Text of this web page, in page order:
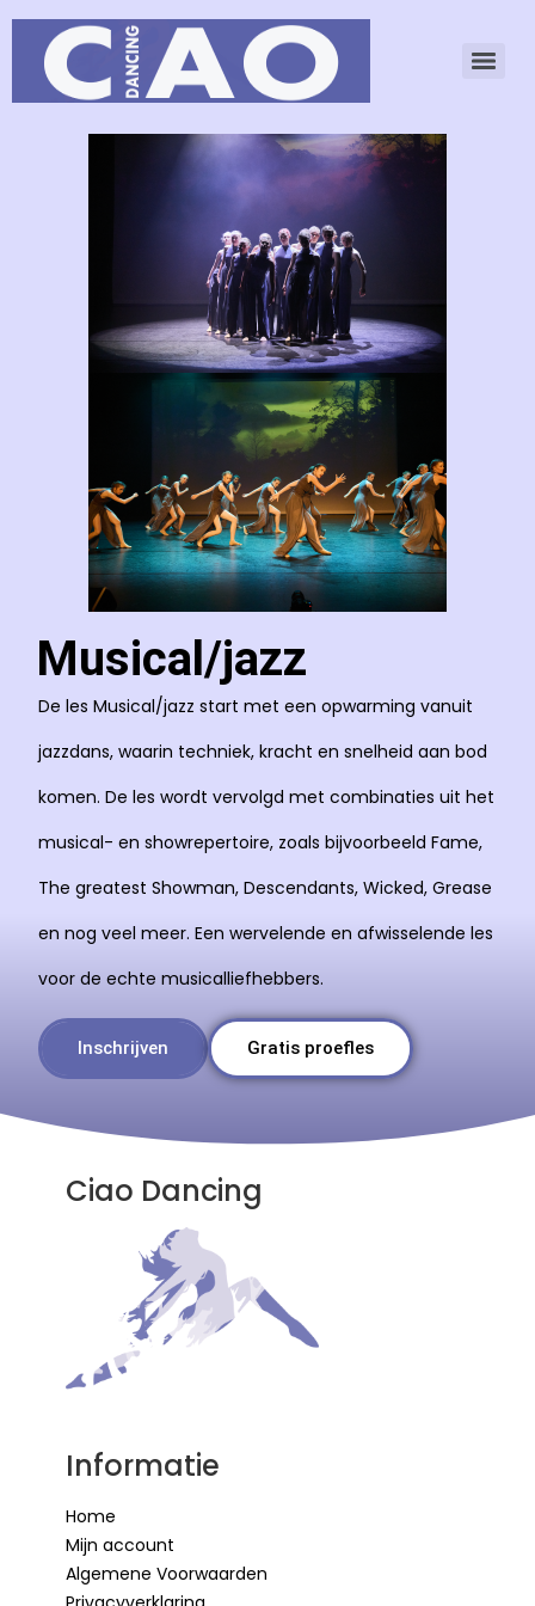
Musical/jazz
De les Musical/jazz start met een opwarming vanuit
jazzdans, waarin techniek, kracht en snelheid aan bod
komen. De les wordt vervolgd met combinaties uit het
musical- en showrepertoire, zoals bijvoorbeeld Fame,
The greatest Showman, Descendants, Wicked, Grease
en nog veel meer. Een wervelende en afwisselende les
voor de echte musicalliefhebbers.
Inschrijven Gratis proefles
Ciao Dancing
Informatie
Home
Mijn account
Algemene Voorwaarden